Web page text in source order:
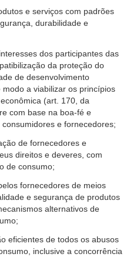
e serviços com padrões
durabilidade e
dos participantes das
da proteção do
de desenvolvimento
a viabilizar os princípios
(art. 170, da
com base na boa-fé e
e fornecedores;
de fornecedores e
direitos e deveres, com
de consumo;
fornecedores de meios
e segurança de produtos
alternativos de
eficientes de todos os abusos
inclusive a concorrência